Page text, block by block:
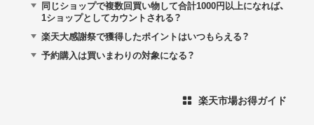
同じショップで複数回買い物して合計1000円以上になれば、
1ショップとしてカウントされる？
楽天大感謝祭で獲得したポイントはいつもらえる？
予約購入は買いまわりの対象になる？
楽天市場お得ガイド